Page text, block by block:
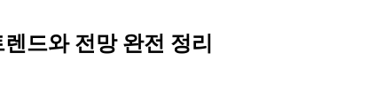
드와 전망 완전 정리